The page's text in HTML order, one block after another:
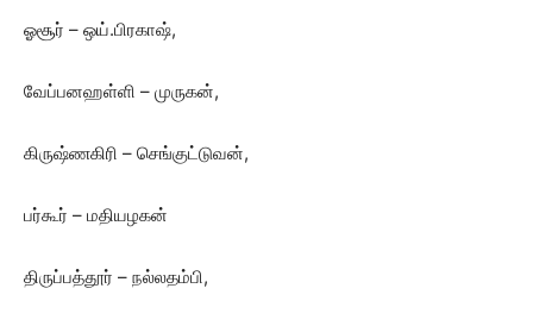
ஓசூர் – ஒய்.பிரகாஷ்,
வேப்பனஹள்ளி – முருகன்,
கிருஷ்ணகிரி – செங்குட்டுவன்,
பர்கூர் – மதியழகன்
திருப்பத்தூர் – நல்லதம்பி,